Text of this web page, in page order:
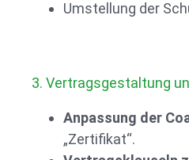
Umstellung der
3. Vertragsgestaltung
Anpassung der
„Zertifikat“.